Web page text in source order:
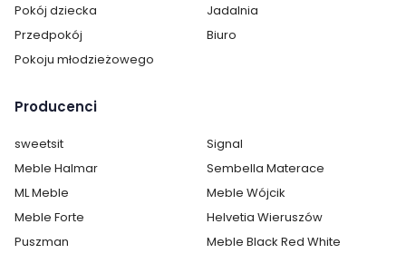
Cechy charakterystyczne
Szerokość: 66 cm
Pokój dziecka
Jadalnia
Przedpokój
Biuro
Pokoju młodzieżowego
Producenci
sweetsit
Signal
Meble Halmar
Sembella Materace
ML Meble
Meble Wójcik
Meble Forte
Helvetia Wieruszów
Puszman
Meble Black Red White